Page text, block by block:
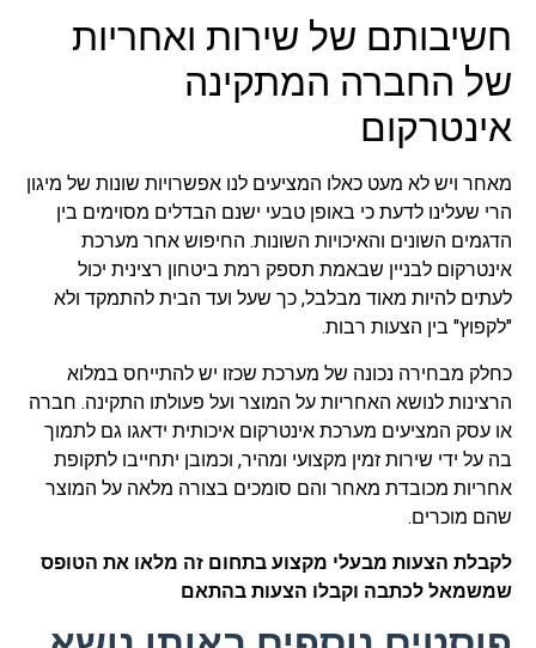
חשיבותם של שירות ואחריות
של החברה המתקינה
אינטרקום
מאחר ויש לא מעט כאלו המציעים לנו אפשרויות שונות של מיגון
הרי שעלינו לדעת כי באופן טבעי ישנם הבדלים מסוימים בין
הדגמים השונים והאיכויות השונות. החיפוש אחר מערכת
אינטרקום לבניין שבאמת תספק רמת ביטחון רצינית יכול
לעתים להיות מאוד מבלבל, כך שעל ועד הבית להתמקד ולא
"לקפוץ" בין הצעות רבות.
כחלק מבחירה נכונה של מערכת שכזו יש להתייחס במלוא
הרצינות לנושא האחריות על המוצר ועל פעולתו התקינה. חברה
או עסק המציעים מערכת אינטרקום איכותית ידאגו גם לתמוך
בה על ידי שירות זמין מקצועי ומהיר, וכמובן יתחייבו לתקופת
אחריות מכובדת מאחר והם סומכים בצורה מלאה על המוצר
שהם מוכרים.
לקבלת הצעות מבעלי מקצוע בתחום זה מלאו את הטופס
שמשמאל לכתבה וקבלו הצעות בהתאם